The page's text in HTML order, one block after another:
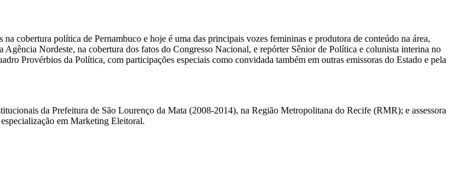
cobertura política de Pernambuco e hoje é uma das principais vozes femininas e produtora de conteúdo na área,
Nordeste, na cobertura dos fatos do Congresso Nacional, e repórter Sênior de Política e colunista interina no
Provérbios da Política, com participações especiais como convidada também em outras emissoras do Estado e pela
da Prefeitura de São Lourenço da Mata (2008-2014), na Região Metropolitana do Recife (RMR); e assessora
em Marketing Eleitoral.